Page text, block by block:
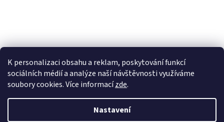
K personalizaci obsahu a reklam, poskytování funkcí
sociálních médií a analýze naší návštěvnosti využíváme
soubory cookies. Více informacízde.
Nastavení
Nastavil tým EshopyUmíme.cz